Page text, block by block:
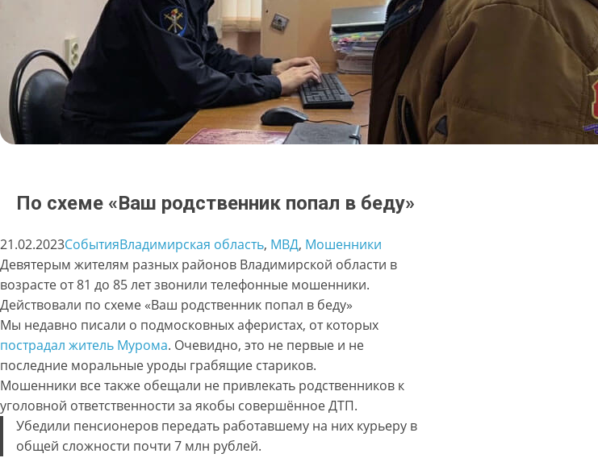
По схеме «Ваш родственник попал в беду»
21.02.2023СобытияВладимирская область, МВД, Мошенники
Девятерым жителям разных районов Владимирской области в
возрасте от 81 до 85 лет звонили телефонные мошенники.
Действовали по схеме «Ваш родственник попал в беду»
Мы недавно писали о подмосковных аферистах, от которых
пострадал житель Мурома. Очевидно, это не первые и не
последние моральные уроды грабящие стариков.
Мошенники все также обещали не привлекать родственников к
уголовной ответственности за якобы совершённое ДТП.
Убедили пенсионеров передать работавшему на них курьеру в
общей сложности почти 7 млн рублей.